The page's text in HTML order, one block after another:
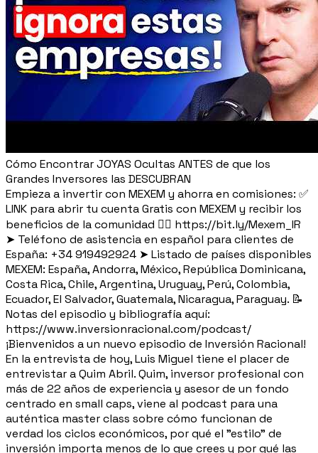
Cómo Encontrar JOYAS Ocultas ANTES de que los
Grandes Inversores las DESCUBRAN
Empieza a invertir con MEXEM y ahorra en comisiones: ✅
LINK para abrir tu cuenta Gratis con MEXEM y recibir los
beneficios de la comunidad 👉🏼 https://bit.ly/Mexem_IR
➤ Teléfono de asistencia en español para clientes de
España: +34 919492924 ➤ Listado de países disponibles
MEXEM: España, Andorra, México, República Dominicana,
Costa Rica, Chile, Argentina, Uruguay, Perú, Colombia,
Ecuador, El Salvador, Guatemala, Nicaragua, Paraguay. 📝
Notas del episodio y bibliografía aquí:
https://www.inversionracional.com/podcast/
¡Bienvenidos a un nuevo episodio de Inversión Racional!
En la entrevista de hoy, Luis Miguel tiene el placer de
entrevistar a Quim Abril. Quim, inversor profesional con
más de 22 años de experiencia y asesor de un fondo
centrado en small caps, viene al podcast para una
auténtica master class sobre cómo funcionan de
verdad los ciclos económicos, por qué el "estilo" de
inversión importa menos de lo que crees y por qué las